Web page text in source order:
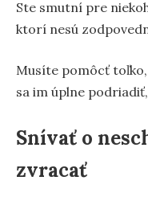
Ste smutní pre
ktorí nesú
Musíte pomôcť
sa im úplne
Snívať o
zvracať